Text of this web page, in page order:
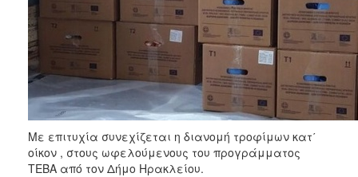
Κ.Δ.Α.Π.Α.μεΑ.
Αδειοδότηση
Έλεγχος
Βρεφονηπιακών
Σταθμών
Δημοτικό
Ιατρείο
Ξενώνας
Με επιτυχία συνεχίζεται η διανομή τροφίμων κατ΄
οίκον , στους ωφελούμενους του προγράμματος
ΤΕΒΑ από τον Δήμο Ηρακλείου.